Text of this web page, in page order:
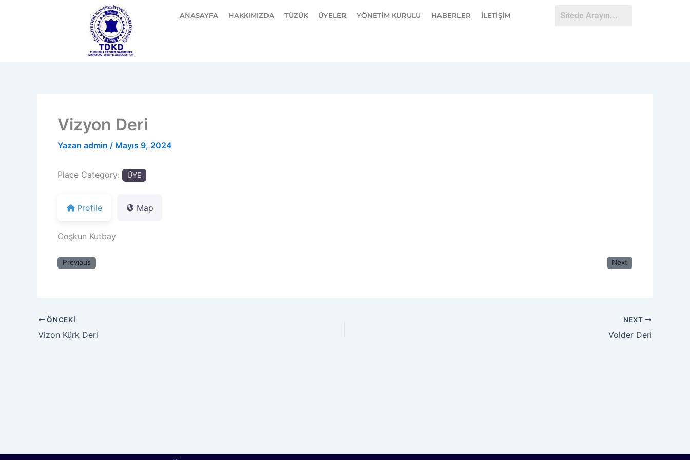
ANASAYFA HAKKIMIZDA TÜZÜK ÜYELER YÖNETİM KURULU HABERLER İLETİŞİM
Vizyon Deri
Yazan admin / Mayıs 9, 2024
Place Category: ÜYE
Profile Map
Coşkun Kutbay
Previous Next
ÖNCEKI
Vizon Kürk Deri
NEXT
Volder Deri